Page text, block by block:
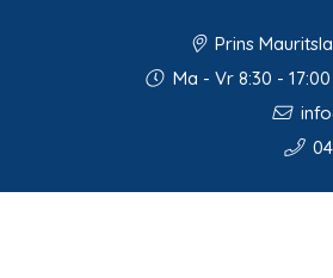
Prins
Ma - Vr 8:30 -